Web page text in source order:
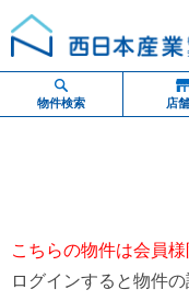
物件検索 店
こちらの物件は会員
ログインすると物件